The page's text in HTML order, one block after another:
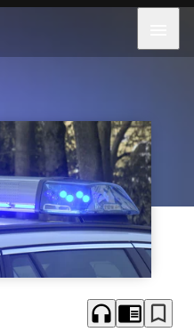
headphones chrome_reader_mode bookmark_border